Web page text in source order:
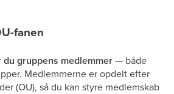
fanen
gruppens medlemmer— både
Medlemmerne er opdelt efter
(OU), så du kan styre medlemskab